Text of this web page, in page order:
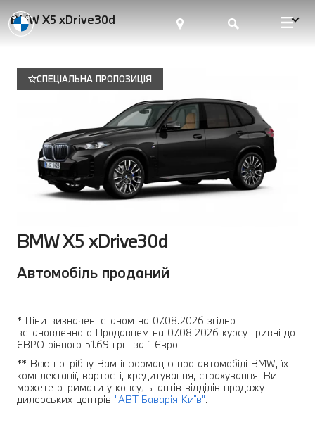
BMW X5 xDrive30d
СПЕЦІАЛЬНА ПРОПОЗИЦІЯ
BMW X5 xDrive30d
Автомобіль проданий
* Ціни визначені станом на 07.08.2026 згідно
встановленного Продавцем на 07.08.2026 курсу гривні до
ЄВРО рівного 51.69 грн. за 1 Євро.
** Всю потрібну Вам інформацію про автомобілі BMW, їх
комплектації, вартості, кредитування, страхування, Ви
можете отримати у консультантів відділів продажу
дилерських центрів "АВТ Баварія Київ".